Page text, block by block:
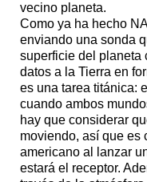
vecino planeta.
Como ya ha hecho
enviando una sonda
superficie del planeta
datos a la Tierra en
es una tarea titánica:
cuando ambos
hay que considerar
moviendo, así que es
americano al lanzar
estará el receptor.